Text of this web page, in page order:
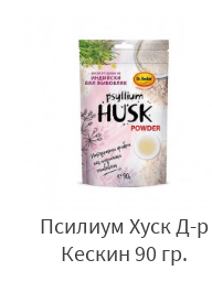
Псилиум Хуск Д-р
Кескин 90 гр.